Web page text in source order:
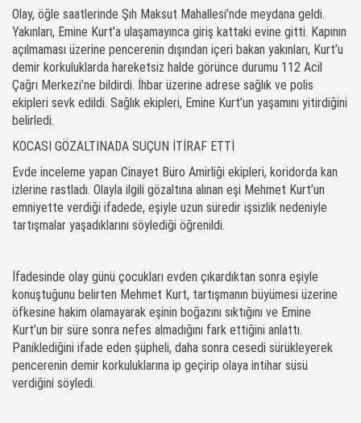
Olay, öğle saatlerinde Şıh Maksut Mahallesi’nde meydana geldi.
Yakınları, Emine Kurt’a ulaşamayınca giriş kattaki evine gitti. Kapının
açılmaması üzerine pencerenin dışından içeri bakan yakınları, Kurt’u
demir korkuluklarda hareketsiz halde görünce durumu 112 Acil
Çağrı Merkezi’ne bildirdi. İhbar üzerine adrese sağlık ve polis
ekipleri sevk edildi. Sağlık ekipleri, Emine Kurt’un yaşamını yitirdiğini
belirledi.
KOCASI GÖZALTINADA SUÇUN İTİRAF ETTİ
Evde inceleme yapan Cinayet Büro Amirliği ekipleri, koridorda kan
izlerine rastladı. Olayla ilgili gözaltına alınan eşi Mehmet Kurt’un
emniyette verdiği ifadede, eşiyle uzun süredir işsizlik nedeniyle
tartışmalar yaşadıklarını söylediği öğrenildi.
İfadesinde olay günü çocukları evden çıkardıktan sonra eşiyle
konuştuğunu belirten Mehmet Kurt, tartışmanın büyümesi üzerine
öfkesine hakim olamayarak eşinin boğazını sıktığını ve Emine
Kurt’un bir süre sonra nefes almadığını fark ettiğini anlattı.
Paniklediğini ifade eden şüpheli, daha sonra cesedi sürükleyerek
pencerenin demir korkuluklarına ip geçirip olaya intihar süsü
verdiğini söyledi.